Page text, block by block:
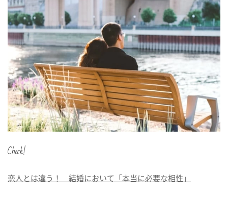
Check!
恋人とは違う！ 結婚において「本当に必要な相性」